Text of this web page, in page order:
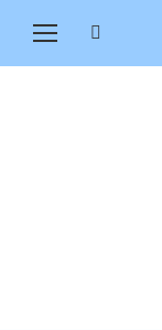
Search: